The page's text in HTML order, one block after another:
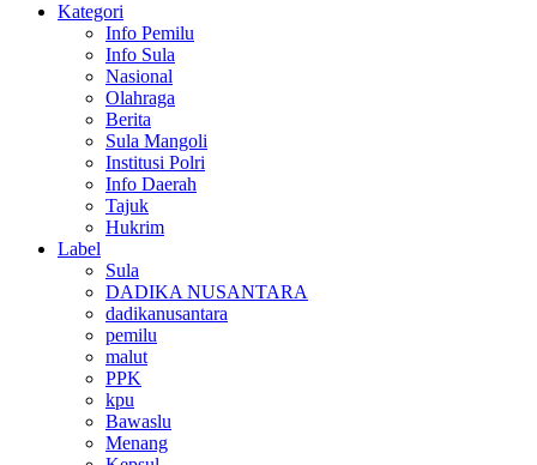
Kategori
Info Pemilu
Info Sula
Nasional
Olahraga
Berita
Sula Mangoli
Institusi Polri
Info Daerah
Tajuk
Hukrim
Label
Sula
DADIKA NUSANTARA
dadikanusantara
pemilu
malut
PPK
kpu
Bawaslu
Menang